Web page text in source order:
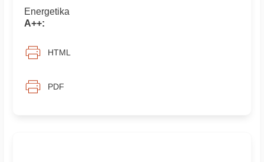
Energetika
A++:
HTML
PDF